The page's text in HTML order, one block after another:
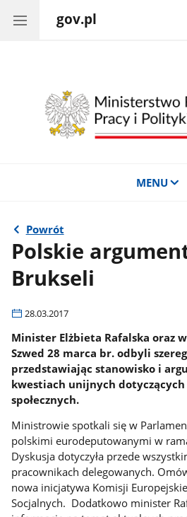
gov.pl
MENU
Powrót
Polskie
Brukseli
28.03.2017
Minister Elżbieta Rafalska oraz
Szwed 28 marca br. odbyli
przedstawiając stanowisko i
kwestiach unijnych
społecznych.
Ministrowie spotkali się w
polskimi eurodeputowanymi w
Dyskusja dotyczyła przede
pracownikach delegowanych.
nowa inicjatywa Komisji
Socjalnych. Dodatkowo minister